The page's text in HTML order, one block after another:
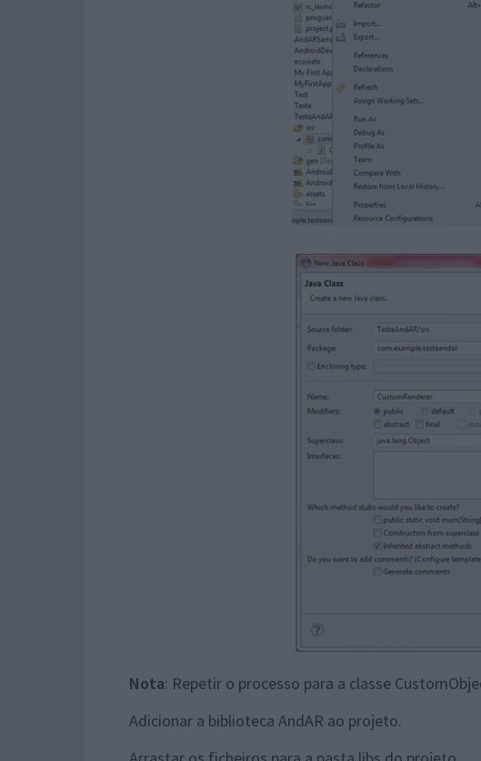
Nota: Repetir o processo para a classe
Adicionar a biblioteca AndAR ao projeto.